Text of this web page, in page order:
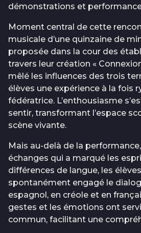
démonstrations et
Moment central de cette
musicale d’une quinzaine de
proposée dans la cour des
travers leur création «
mêlé les influences des trois
élèves une expérience à la fois
fédératrice. L’enthousiasme
sentir, transformant l’espace
scène vivante.
Mais au-delà de la
échanges qui a marqué les
différences de langue, les
spontanément engagé le
espagnol, en créole et en
gestes et les émotions ont
commun, facilitant une